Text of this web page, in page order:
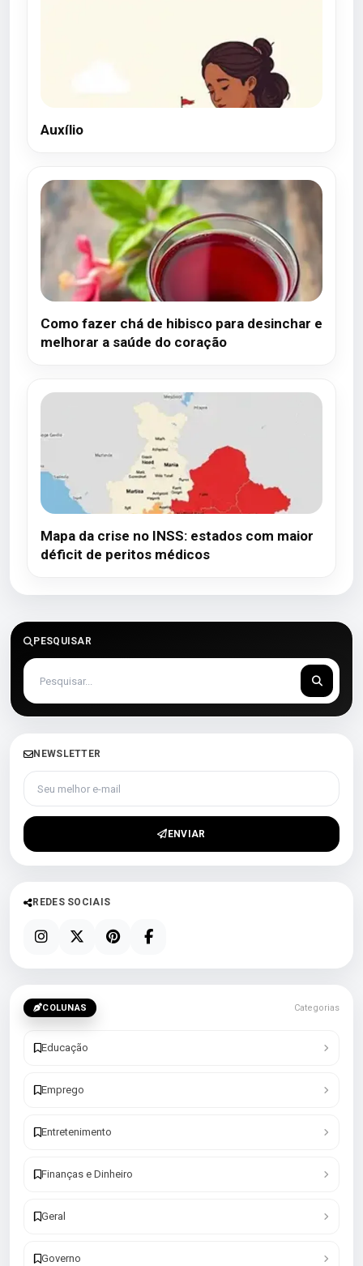
Auxílio
Como fazer chá de hibisco para desinchar e
melhorar a saúde do coração
Mapa da crise no INSS: estados com maior
déficit de peritos médicos
PESQUISAR
NEWSLETTER
Seu melhor e-mail
ENVIAR
REDES SOCIAIS
COLUNAS Categorias
Educação
Emprego
Entretenimento
Finanças e Dinheiro
Geral
Governo